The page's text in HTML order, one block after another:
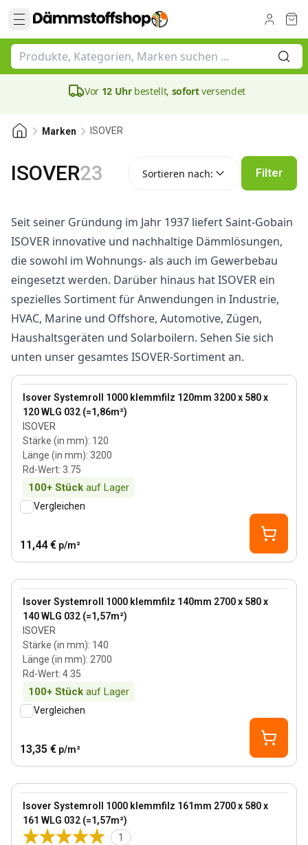
Vor 12 Uhrbestellt, sofortversendet
Marken ISOVER
ISOVER23 Sortieren nach: Filter
Seit seiner Gründung im Jahr 1937 liefert Saint-Gobain
ISOVER innovative und nachhaltige Dämmlösungen,
die sowohl im Wohnungs- als auch im Gewerbebau
eingesetzt werden. Darüber hinaus hat ISOVER ein
spezielles Sortiment für Anwendungen in Industrie,
HVAC, Marine und Offshore, Automotive, Zügen,
Haushaltsgeräten und Solarboilern. Sehen Sie sich
unten unser gesamtes ISOVER-Sortiment an.
120 mm
Isover Systemroll 1000 klemmfilz 120mm 3200 x 580 x
120 WLG 032 (=1,86m²)
ISOVER
Stärke (in mm): 120
Länge (in mm): 3200
Rd-Wert: 3.75
100+ Stück auf Lager
View product
Vergleichen
11,44 € p/m²
Isover Systemroll 1000 klemmfilz 140mm 2700 x 580 x
140 WLG 032 (=1,57m²)
ISOVER
Stärke (in mm): 140
Länge (in mm): 2700
Rd-Wert: 4.35
100+ Stück auf Lager
View product
Vergleichen
13,35 € p/m²
Isover Systemroll 1000 klemmfilz 161mm 2700 x 580 x
161 WLG 032 (=1,57m²)
1
View product